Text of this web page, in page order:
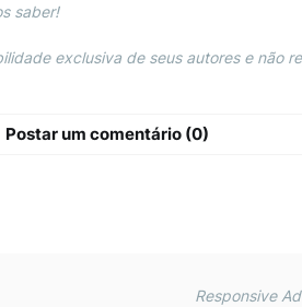
saber!
exclusiva de seus autores e não
Postar um comentário (0)
Responsive